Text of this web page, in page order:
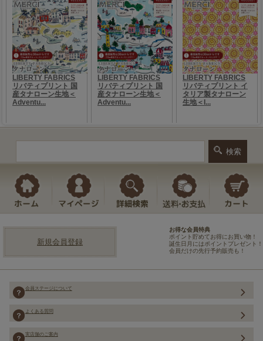
新規会員登録
お得な会員特典
ポイント貯めてお得にお買い物！
誕生日月にはポイントプレゼント！
会員だけの先行予約販売も！
会員ステージについて
よくある質問
実店舗のご案内